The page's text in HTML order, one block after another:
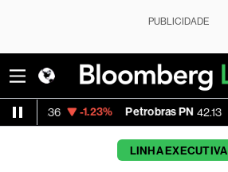
PUBLICIDADE
-1.23% Petrobras PN 42.13 +0.48%
LINHA EXECUTIVA